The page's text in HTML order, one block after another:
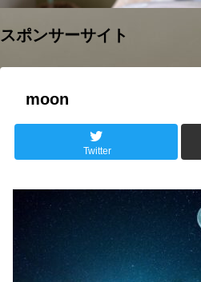
スポンサーサイト
moon
Twitter